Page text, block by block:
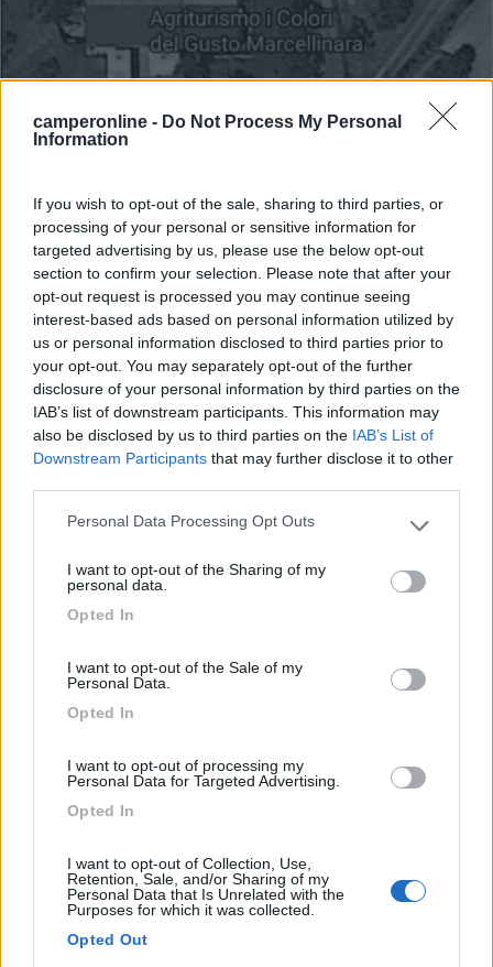
camperonline - Do Not Process My Personal
Information
If you wish to opt-out of the sale, sharing to third parties, or
processing of your personal or sensitive information for
targeted advertising by us, please use the below opt-out
section to confirm your selection. Please note that after your
opt-out request is processed you may continue seeing
interest-based ads based on personal information utilized by
us or personal information disclosed to third parties prior to
your opt-out. You may separately opt-out of the further
disclosure of your personal information by third parties on the
IAB’s list of downstream participants. This information may
also be disclosed by us to third parties on the IAB’s List of
Downstream Participants that may further disclose it to other
Please note that this website/app uses one or more Google
not limited to your visit or usage behaviour. You may click to
grant or deny consent to Google and its third-party tags to
use your data for below specified purposes in below Google
Personal Data Processing Opt Outs
I want to opt-out of the Sharing of my
personal data.
Opted In
I want to opt-out of the Sale of my
Personal Data.
Opted In
I want to opt-out of processing my
Personal Data for Targeted Advertising.
Opted In
I want to opt-out of Collection, Use,
Retention, Sale, and/or Sharing of my
Personal Data that Is Unrelated with the
Purposes for which it was collected.
Opted Out
Area di sosta (PS)
Agriturismo I Colori del Gusto
8,5 2
Servizi / Posizione
Punto sosta presso il parcheggio dell'agriturismo, senza
Contrada Mortella, 17
Area di sosta (AA)
Agricampeggio Erbavoglio